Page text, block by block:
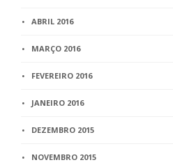
ABRIL 2016
MARÇO 2016
FEVEREIRO 2016
JANEIRO 2016
DEZEMBRO 2015
NOVEMBRO 2015